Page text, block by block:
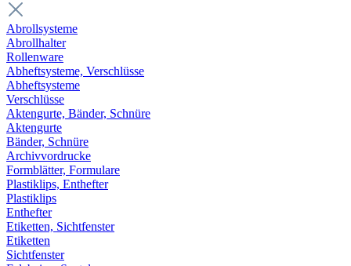
Abrollsysteme
Abrollhalter
Rollenware
Abheftsysteme, Verschlüsse
Abheftsysteme
Verschlüsse
Aktengurte, Bänder, Schnüre
Aktengurte
Bänder, Schnüre
Archivvordrucke
Formblätter, Formulare
Plastiklips, Enthefter
Plastiklips
Enthefter
Etiketten, Sichtfenster
Etiketten
Sichtfenster